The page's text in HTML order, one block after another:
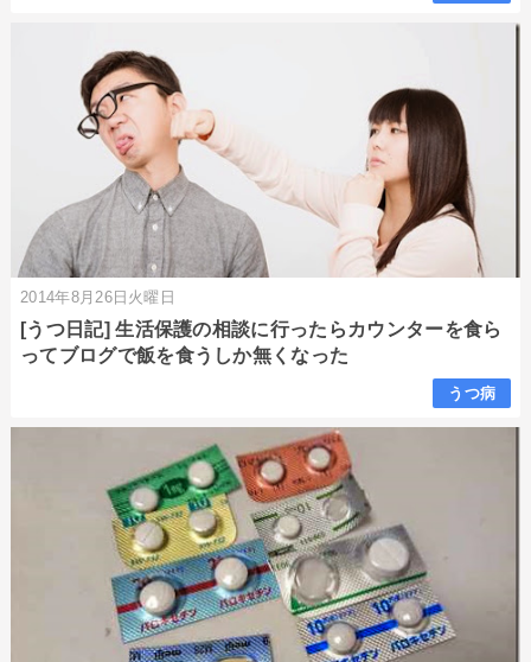
2014年8月26日火曜日
[うつ日記] 生活保護の相談に行ったらカウンターを食ら
ってブログで飯を食うしか無くなった
うつ病